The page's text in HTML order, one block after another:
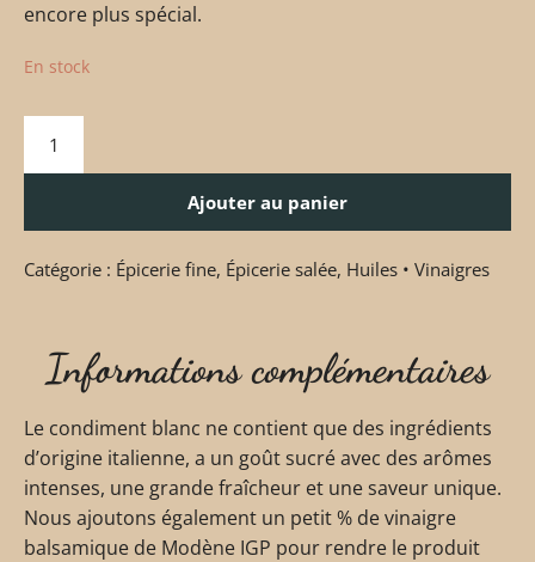
encore plus spécial.
En stock
Ajouter au panier
Catégorie : Épicerie fine, Épicerie salée, Huiles • Vinaigres
Informations complémentaires
Le condiment blanc ne contient que des ingrédients
d’origine italienne, a un goût sucré avec des arômes
intenses, une grande fraîcheur et une saveur unique.
Nous ajoutons également un petit % de vinaigre
balsamique de Modène IGP pour rendre le produit